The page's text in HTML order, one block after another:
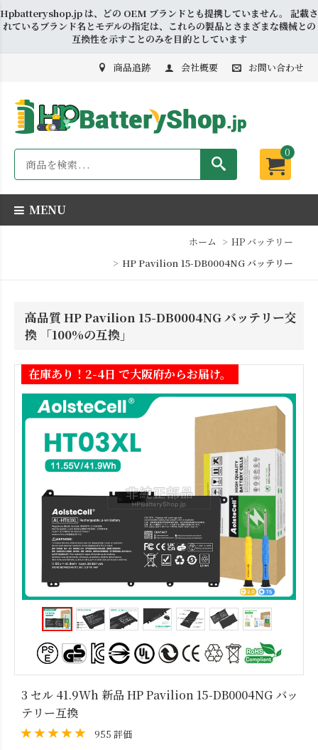
Hpbatteryshop.jp は、どの OEM ブランドとも提携していません。 記載さ
れているブランド名とモデルの指定は、これらの製品とさまざまな機械との
互換性を示すことのみを目的としています
商品追跡 会社概要 お問い合わせ
0
MENU
ホーム
HP バッテリー
HP Pavilion 15-DB0004NG バッテリー
高品質 HP Pavilion 15-DB0004NG バッテリー交
換 「100%の互換」
在庫あり！2-4日 で大阪府からお届け。
3 セル 41.9Wh 新品 HP Pavilion 15-DB0004NG バッ
テリー互換
955 評価